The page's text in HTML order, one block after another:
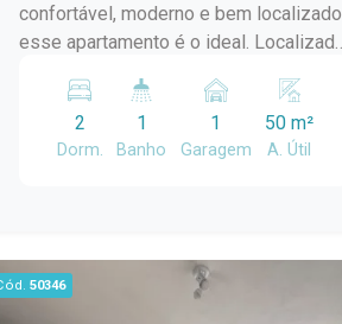
confortável, moderno e bem localizado
esse apartamento é o ideal. Localizado
oque você precisa para viver com
qualidade e praticidade. São dois
dormitórios bem iluminados Sala e
armário planejado em um dos
dormitórios e no outro base cama box e
2
Dorm.
1
Banho
1
Garagem
50 m²
A. Útil
50346